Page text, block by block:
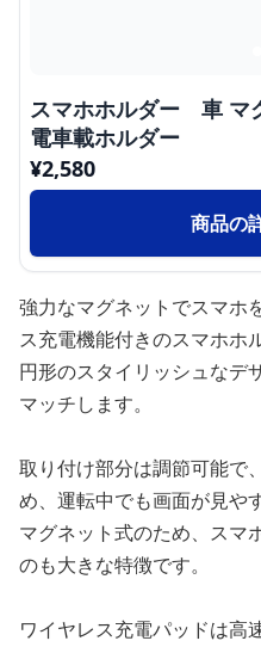
スマホホルダー 車 マ
電車載ホルダー
¥2,580
商品の
強力なマグネットでスマホ
ス充電機能付きのスマホホ
円形のスタイリッシュなデ
マッチします。
取り付け部分は調節可能で
め、運転中でも画面が見や
マグネット式のため、スマ
のも大きな特徴です。
ワイヤレス充電パッドは高